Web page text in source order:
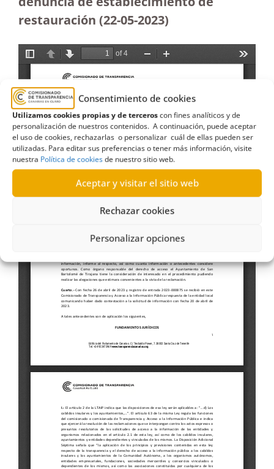
Consentimiento de cookies
Utilizamos cookies propias y de terceroscon fines analíticos y de
personalización de nuestros contenidos. A continuación, puede aceptar
el uso de cookies, rechazarlas o personalizar cuál de ellas pueden ser
utilizadas. Para editar sus preferencias o tener más información, visite
nuestra Política de cookiesde nuestro sitio web.
Aceptar y visitar el sitio web
Rechazar cookies
Personalizar opciones
restauración (22-05-2023)